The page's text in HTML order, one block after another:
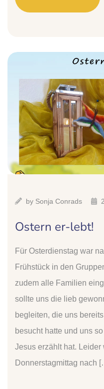
by Sonja Conrads
Ostern er-lebt!
Für Osterdienstag war
Frühstück in den
zudem alle Familien
sollte uns die lieb
begleiten, die uns
besucht hatte und uns
Jesus erzählt hat.
Donnerstagmittag nach